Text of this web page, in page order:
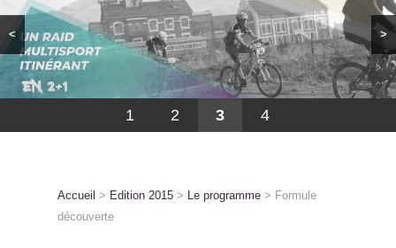
< >
1 2 3 4
Accueil > Edition 2015 > Le programme > Formule
découverte